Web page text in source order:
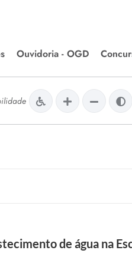
Ouvidoria - OGD
Meio Ambiente
Diário Oficial
de água na